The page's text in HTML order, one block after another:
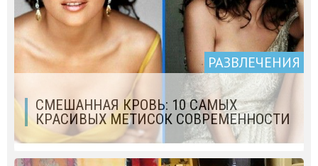
РАЗВЛЕЧЕНИЯ
СМЕШАННАЯ КРОВЬ: 10 САМЫХ
КРАСИВЫХ МЕТИСОК СОВРЕМЕННОСТИ